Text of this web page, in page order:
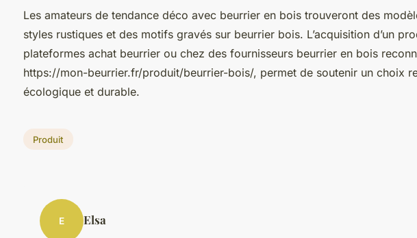
Les amateurs de tendance déco avec beurrier en bois trouveront des
styles rustiques et des motifs gravés sur beurrier bois. L’acquisition d’un
plateformes achat beurrier ou chez des fournisseurs beurrier en bois
https://mon-beurrier.fr/produit/beurrier-bois/, permet de soutenir un choix
écologique et durable.
Produit
E Elsa